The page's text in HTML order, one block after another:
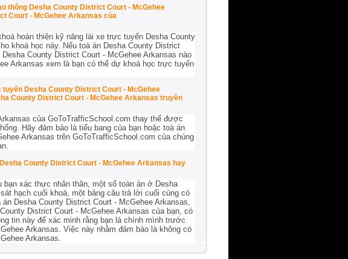
thông Desha County District Court - McGehee
Court - McGehee Arkansas của
hoàn thiện kỹ năng lái xe trực tuyến Desha County
khoá học này. Nếu toà án Desha County District
County District Court - McGehee Arkansas nào
Arkansas xem là bạn có thể dự khoá học trực tuyến
Desha County District Court - McGehee
County District Court - McGehee Arkansas truyền
của GoToTrafficSchool.com thay thế được
Hãy đảm bảo là tiểu bang của bạn hoặc toà án
Arkansas trên GoToTrafficSchool.com của chúng
County District Court - McGehee Arkansas hay
bạn xác thực nhân thân, một số toàn án ở Desha
hạch cuối khoá, một bảng câu trả lời cuối cùng có
Desha County District Court - McGehee Arkansas,
District Court - McGehee Arkansas của bạn, có
tin này để xác minh rằng bạn là chính mình trước
Arkansas. Việc này nhằm đảm bảo là không có
Arkansas.